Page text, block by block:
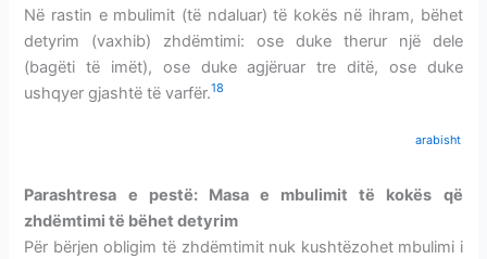
Në rastin e mbulimit (të ndaluar) të kokës në ihram, bëhet
detyrim (vaxhib) zhdëmtimi: ose duke therur një dele
(bagëti të imët), ose duke agjëruar tre ditë, ose duke
ushqyer gjashtë të varfër.18
arabisht
Parashtresa e pestë: Masa e mbulimit të kokës që
zhdëmtimi të bëhet detyrim
Për bërjen obligim të zhdëmtimit nuk kushtëzohet mbulimi i